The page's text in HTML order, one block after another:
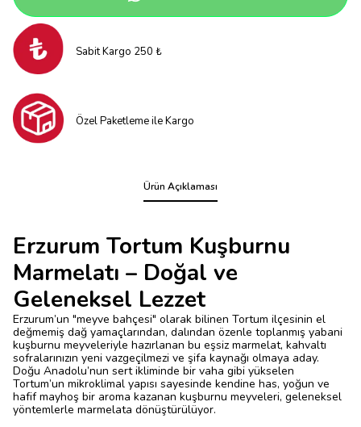
Sabit Kargo 250 ₺
Özel Paketleme ile Kargo
Ürün Açıklaması
Erzurum Tortum Kuşburnu
Marmelatı – Doğal ve
Geleneksel Lezzet
Erzurum’un "meyve bahçesi" olarak bilinen Tortum ilçesinin el
değmemiş dağ yamaçlarından, dalından özenle toplanmış yabani
kuşburnu meyveleriyle hazırlanan bu eşsiz marmelat, kahvaltı
sofralarınızın yeni vazgeçilmezi ve şifa kaynağı olmaya aday.
Doğu Anadolu’nun sert ikliminde bir vaha gibi yükselen
Tortum’un mikroklimal yapısı sayesinde kendine has, yoğun ve
hafif mayhoş bir aroma kazanan kuşburnu meyveleri, geleneksel
yöntemlerle marmelata dönüştürülüyor.